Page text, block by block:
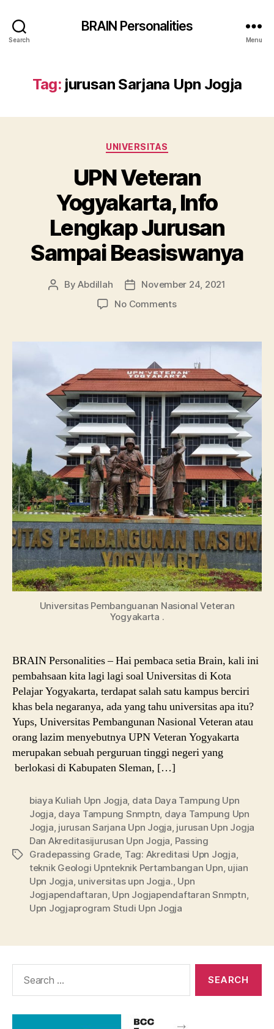
Search
BRAIN Personalities
Menu
Tag: jurusan Sarjana Upn Jogja
Categories
UNIVERSITAS
UPN Veteran
Yogyakarta, Info
Lengkap Jurusan
Sampai Beasiswanya
PostByAbdillah
Post
date
November 24, 2021
No Commentson
Yogyakarta,
Lengkap
Jurusan
Sampai
Beasiswanya
Universitas Pembanguanan Nasional Veteran
Yogyakarta .
BRAIN Personalities – Hai pembaca setia Brain, kali ini
pembahsaan kita lagi lagi soal Universitas di Kota
Pelajar Yogyakarta, terdapat salah satu kampus berciri
khas bela negaranya, ada yang tahu universitas apa itu?
Yups, Universitas Pembangunan Nasional Veteran atau
orang lazim menyebutnya UPN Veteran Yogyakarta
merupakan sebuah perguruan tinggi negeri yang
berlokasi di Kabupaten Sleman, […]
Tags
biaya Kuliah Upn Jogja data Daya Tampung Upn
Jogja daya Tampung Snmptn daya Tampung Upn
Jogja jurusan Sarjana Upn Jogja jurusan Upn Jogja
Dan Akreditasijurusan Upn Jogja Passing
Gradepassing Grade, Tag: Akreditasi Upn Jogja
teknik Geologi Upnteknik Pertambangan Upn ujian
Upn Jogja universitas upn Jogja. Upn
Jogjapendaftaran Upn Jogjapendaftaran Snmptn
Upn Jogjaprogram Studi Upn Jogja